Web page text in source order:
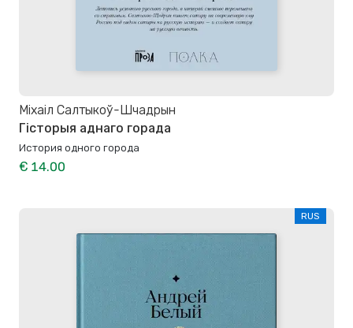
Міхаіл Салтыкоў-Шчадрын
Гісторыя аднаго горада
История одного города
€ 14.00
RUS